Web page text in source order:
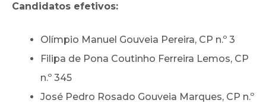
Candidatos efetivos:
Olímpio Manuel Gouveia Pereira, CP n.º 3
Filipa de Pona Coutinho Ferreira Lemos, CP
n.º 345
José Pedro Rosado Gouveia Marques, CP n.º